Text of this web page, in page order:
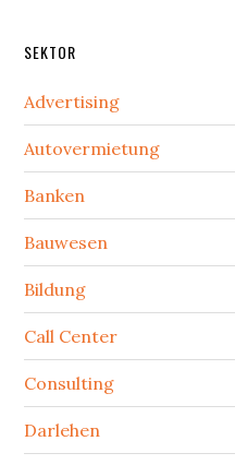
SEKTOR
Advertising
Autovermietung
Banken
Bauwesen
Bildung
Call Center
Consulting
Darlehen